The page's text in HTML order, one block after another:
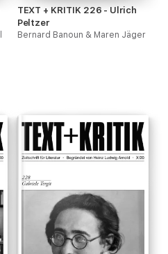
TEXT + KRITIK 226 - Ulrich
Peltzer
Bernard Banoun & Maren Jäger